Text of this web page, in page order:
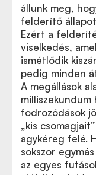
állunk meg,
felderítő
Ezért a
viselkedés,
ismétlődik
pedig minden
A megállások
milliszekundum
fodrozódások
„kis
agykéreg felé.
sokszor
az egyes